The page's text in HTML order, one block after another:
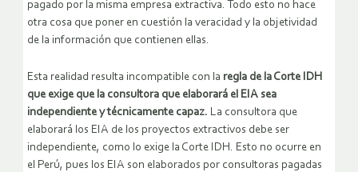
pagado por la misma empresa extractiva. Todo esto no hace
otra cosa que poner en cuestión la veracidad y la objetividad
de la información que contienen ellas.
Esta realidad resulta incompatible con la regla de la Corte IDH
que exige que la consultora que elaborará el EIA sea
independiente y técnicamente capaz. La consultora que
elaborará los EIA de los proyectos extractivos debe ser
independiente, como lo exige la Corte IDH. Esto no ocurre en
el Perú, pues los EIA son elaborados por consultoras pagadas